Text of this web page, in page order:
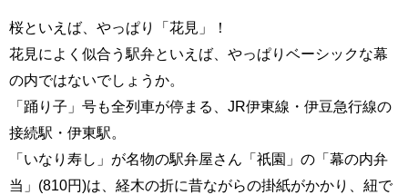
桜といえば、やっぱり「花見」！
花見によく似合う駅弁といえば、やっぱりベーシックな幕
の内ではないでしょうか。
「踊り子」号も全列車が停まる、JR伊東線・伊豆急行線の
接続駅・伊東駅。
「いなり寿し」が名物の駅弁屋さん「祇園」の「幕の内弁
当」(810円)は、経木の折に昔ながらの掛紙がかかり、紐で